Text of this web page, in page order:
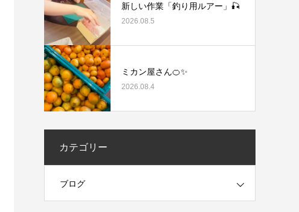
新しい作業「釣り用ルアー」🎣
2026.08.5
ミカン屋さん🍊✨
2026.08.4
カテゴリー
ブログ